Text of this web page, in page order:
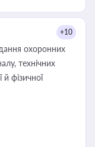
+10
охоронних
технічних
й фізичної